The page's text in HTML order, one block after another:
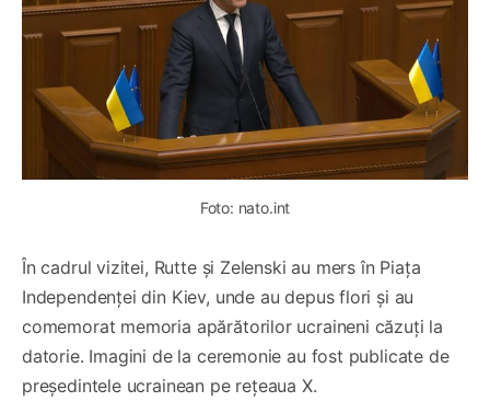
Foto: nato.int
În cadrul vizitei, Rutte și Zelenski au mers în Piața
Independenței din Kiev, unde au depus flori și au
comemorat memoria apărătorilor ucraineni căzuți la
datorie. Imagini de la ceremonie au fost publicate de
președintele ucrainean pe rețeaua X.